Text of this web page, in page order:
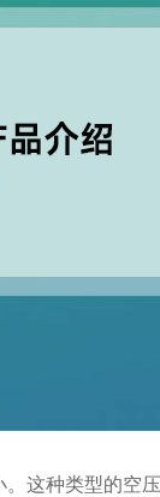
这种类型的空